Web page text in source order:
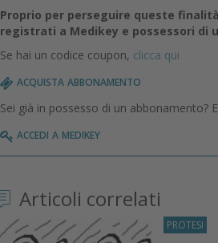
Proprio per perseguire queste
registrati a Medikey e possessori di
Se hai un codice coupon, clicca qui
acquista abbonamento
Sei già in possesso di un abbonamento?
accedi a medikey
Articoli correlati
PROTESI